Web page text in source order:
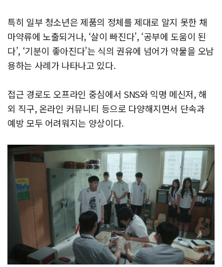
특히 일부 청소년은 제품의 정체를 제대로 알지 못한 채
마약류에 노출되거나, ‘살이 빠진다’, ‘공부에 도움이 된
다’, ‘기분이 좋아진다’는 식의 권유에 넘어가 약물을 오남
용하는 사례가 나타나고 있다.
접근 경로도 오프라인 중심에서 SNS와 익명 메신저, 해
외 직구, 온라인 커뮤니티 등으로 다양해지면서 단속과
예방 모두 어려워지는 양상이다.